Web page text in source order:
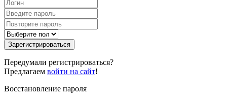
Зарегистрироваться
Передумали регистрироваться?
Предлагаем войти на сайт!
Восстановление пароля